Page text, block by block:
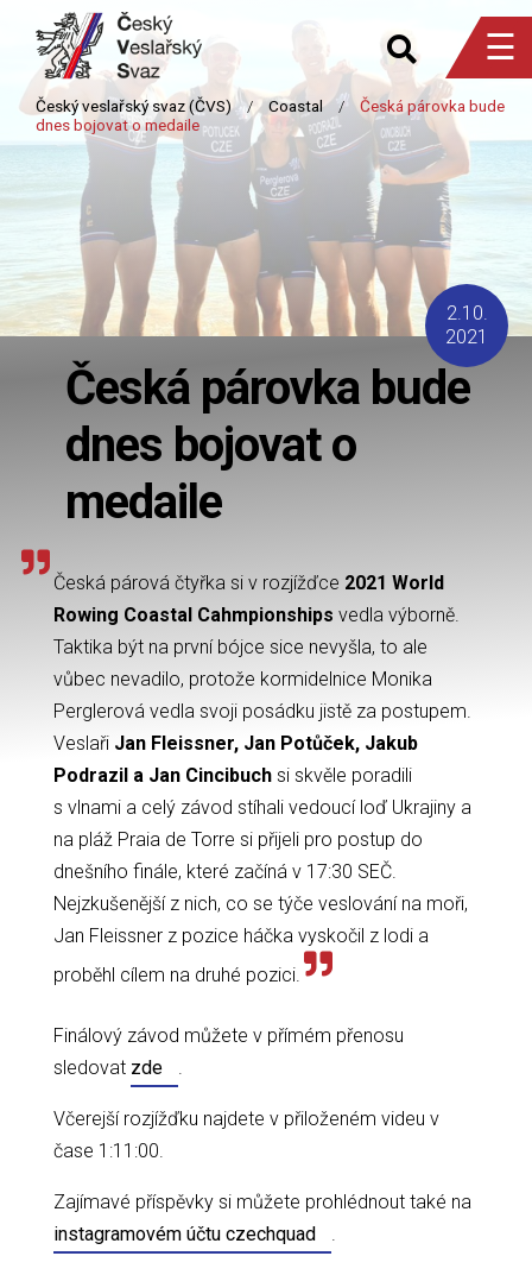
☰
Česká párovka bude
dnes bojovat o
medaile
2.10.
2021
Česká párová čtyřka si v rozjížďce 2021 World
Rowing Coastal Cahmpionships vedla výborně.
Taktika být na první bójce sice nevyšla, to ale
vůbec nevadilo, protože kormidelnice Monika
Perglerová vedla svoji posádku jistě za postupem.
Veslaři Jan Fleissner, Jan Potůček, Jakub
Podrazil a Jan Cincibuch si skvěle poradili
s vlnami a celý závod stíhali vedoucí loď Ukrajiny a
na pláž Praia de Torre si přijeli pro postup do
dnešního finále, které začíná v 17:30 SEČ.
Nejzkušenější z nich, co se týče veslování na moři,
Jan Fleissner z pozice háčka vyskočil z lodi a
proběhl cílem na druhé pozici.
Finálový závod můžete v přímém přenosu
sledovat zde .
Včerejší rozjížďku najdete v přiloženém videu v
čase 1:11:00.
Zajímavé příspěvky si můžete prohlédnout také na
instagramovém účtu czechquad
.